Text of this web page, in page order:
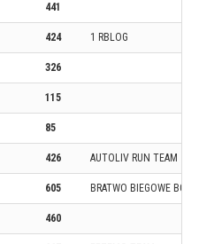
441
424 1 RBLOG
326
115
85
426 AUTOLIV RUN TEAM
605 BRATWO BIEGOWE BGK
460